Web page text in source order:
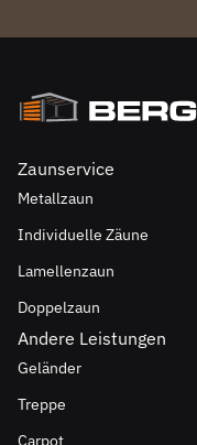
Zaunservice
Metallzaun
Individuelle Zäune
Lamellenzaun
Doppelzaun
Andere Leistungen
Geländer
Treppe
Carpot